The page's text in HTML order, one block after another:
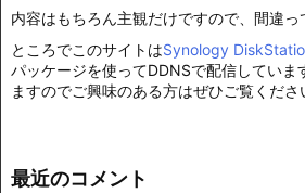
内容はもちろん主観だけですので、間違っ
ところでこのサイトはSynology
パッケージを使ってDDNSで配信していま
ますのでご興味のある方はぜひご覧くださ
最近のコメント